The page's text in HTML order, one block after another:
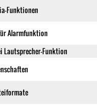
Funktionen
Alarmfunktion
Lautsprecher-Funktion